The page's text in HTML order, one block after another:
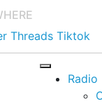
Threads Tiktok
Radio